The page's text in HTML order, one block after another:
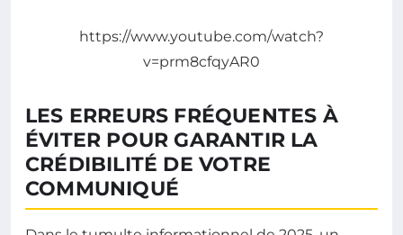
https://www.youtube.com/watch?
v=prm8cfqyAR0
LES ERREURS FRÉQUENTES À
ÉVITER POUR GARANTIR LA
CRÉDIBILITÉ DE VOTRE
COMMUNIQUÉ